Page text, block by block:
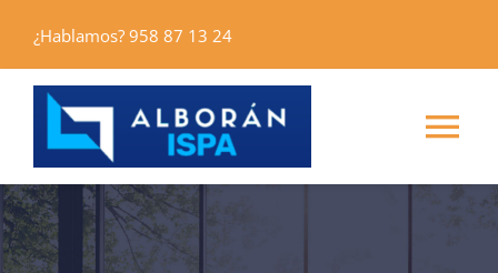
contenido
¿Hablamos? 958 87 13 24
Inicio